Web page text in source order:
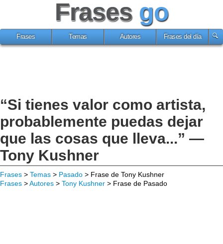
Frases go
Frases Temas Autores Frases del día
“Si tienes valor como artista,
probablemente puedas dejar
que las cosas que lleva...” —
Tony Kushner
Frases > Temas > Pasado > Frase de Tony Kushner
Frases >Autores > Tony Kushner > Frase de Pasado